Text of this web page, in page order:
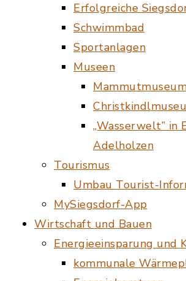
Erfolgreiche
Schwimmbad
Sportanlagen
Museen
„Wasserwelt” in
Adelholzen
Tourismus
Umbau Tourist-
MySiegsdorf-App
Wirtschaft und Bauen
Energieeinsparung und
kommunale